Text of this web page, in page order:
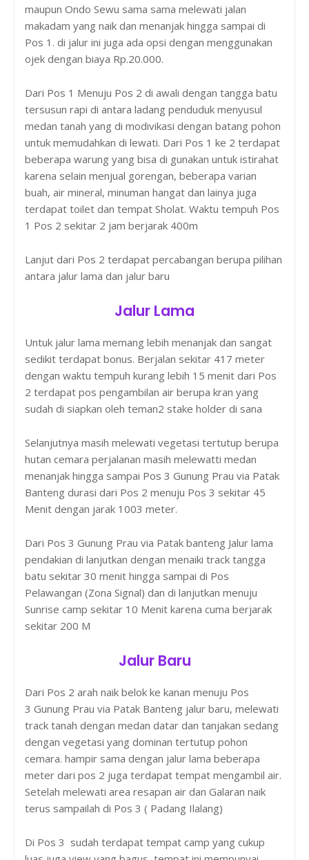
maupun Ondo Sewu sama sama melewati jalan
makadam yang naik dan menanjak hingga sampai di
Pos 1. di jalur ini juga ada opsi dengan menggunakan
ojek dengan biaya Rp.20.000.
Dari Pos 1 Menuju Pos 2 di awali dengan tangga batu
tersusun rapi di antara ladang penduduk menyusul
medan tanah yang di modivikasi dengan batang pohon
untuk memudahkan di lewati. Dari Pos 1 ke 2 terdapat
beberapa warung yang bisa di gunakan untuk istirahat
karena selain menjual gorengan, beberapa varian
buah, air mineral, minuman hangat dan lainya juga
terdapat toilet dan tempat Sholat. Waktu tempuh Pos
1 Pos 2 sekitar 2 jam berjarak 400m
Lanjut dari Pos 2 terdapat percabangan berupa pilihan
antara jalur lama dan jalur baru
Jalur Lama
Untuk jalur lama memang lebih menanjak dan sangat
sedikit terdapat bonus. Berjalan sekitar 417 meter
dengan waktu tempuh kurang lebih 15 menit dari Pos
2 terdapat pos pengambilan air berupa kran yang
sudah di siapkan oleh teman2 stake holder di sana
Selanjutnya masih melewati vegetasi tertutup berupa
hutan cemara perjalanan masih melewatti medan
menanjak hingga sampai Pos 3 Gunung Prau via Patak
Banteng durasi dari Pos 2 menuju Pos 3 sekitar 45
Menit dengan jarak 1003 meter.
Dari Pos 3 Gunung Prau via Patak banteng Jalur lama
pendakian di lanjutkan dengan menaiki track tangga
batu sekitar 30 menit hingga sampai di Pos
Pelawangan (Zona Signal) dan di lanjutkan menuju
Sunrise camp sekitar 10 Menit karena cuma berjarak
sekitar 200 M
Jalur Baru
Dari Pos 2 arah naik belok ke kanan menuju Pos
3 Gunung Prau via Patak Banteng jalur baru, melewati
track tanah dengan medan datar dan tanjakan sedang
dengan vegetasi yang dominan tertutup pohon
cemara. hampir sama dengan jalur lama beberapa
meter dari pos 2 juga terdapat tempat mengambil air.
Setelah melewati area resapan air dan Galaran naik
terus sampailah di Pos 3 ( Padang Ilalang)
Di Pos 3 sudah terdapat tempat camp yang cukup